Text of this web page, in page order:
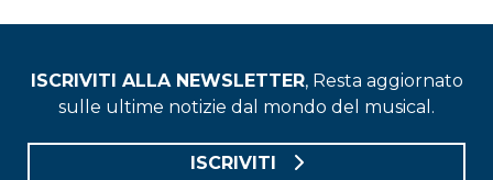
ISCRIVITI ALLA NEWSLETTER, Resta aggiornato
sulle ultime notizie dal mondo del musical.
ISCRIVITI